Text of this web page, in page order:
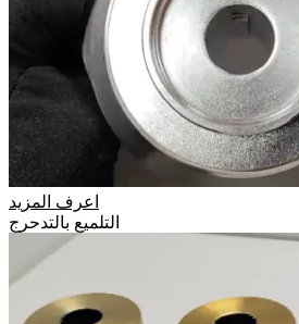
اعرف المزيد
التلميع بالتدحرج